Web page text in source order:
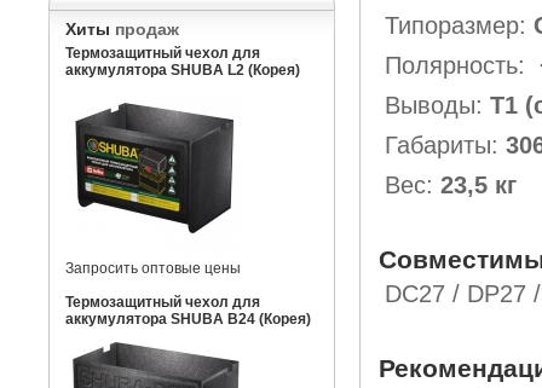
Хиты продаж
Термозащитный чехол для
аккумулятора SHUBA L2 (Корея)
Запросить оптовые цены
Термозащитный чехол для
аккумулятора SHUBA B24 (Корея)
Типоразмер:
Полярность:
Выводы: Т1
Габариты:
Вес: 23,5 кг
DC27 / DP27